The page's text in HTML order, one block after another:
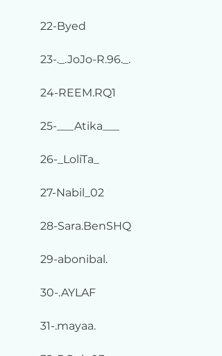
22-Byed
23-._.JoJo-R.96._.
24-REEM.RQ1
25-___Atika___
26-_LoliTa_
27-Nabil_02
28-Sara.BenSHQ
29-abonibal.
30-.AYLAF
31-.mayaa.